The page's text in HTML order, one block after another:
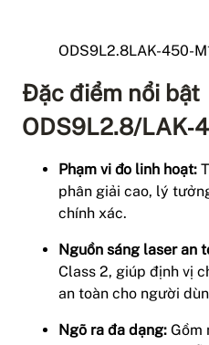
ODS9L2.8LAK-450-
Đặc điểm nổi bật
ODS9L2.8/
Phạm vi đo linh hoạt:
phân giải cao, lý
chính xác.
Nguồn sáng laser an
Class 2, giúp định vị
an toàn cho người
Ngõ ra đa dạng: Gồm